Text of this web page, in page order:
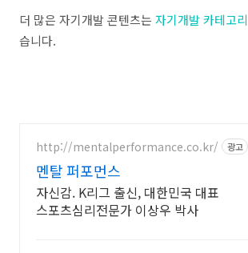
더 많은 자기개발 콘텐츠는 자기개발 카테고리
습니다.
http://mentalperformance.co.kr/ 광고
멘탈 퍼포먼스
자신감. K리그 출신, 대한민국 대표
스포츠심리전문가 이상우 박사